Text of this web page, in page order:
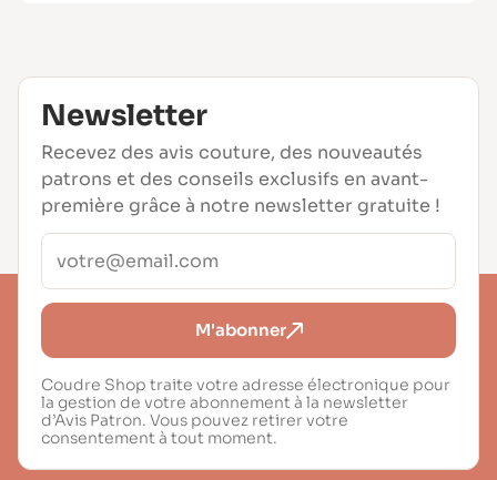
Newsletter
Recevez des avis couture, des nouveautés
patrons et des conseils exclusifs en avant-
première grâce à notre newsletter gratuite !
M'abonner
Coudre Shop traite votre adresse électronique pour
la gestion de votre abonnement à la newsletter
d’Avis Patron. Vous pouvez retirer votre
consentement à tout moment.